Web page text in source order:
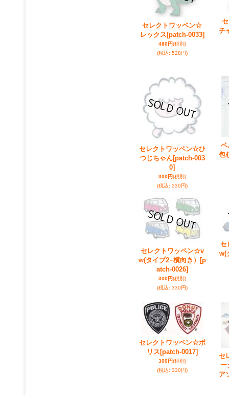
セレクトワッペン☆
レックス [patch-0033]
480円(税別)
(税込: 528円)
チ
セレクトワッペン☆ひ
つじちゃん[patch-003
0]
300円(税別)
(税込: 330円)
包
セレクトワッペン☆v
w(タイプ2−横向き）
[p
atch-0026]
300円(税別)
(税込: 330円)
セ
w(
セレクトワッペン☆ポ
リス [patch-0017]
300円(税別)
(税込: 330円)
セ
ー
ア